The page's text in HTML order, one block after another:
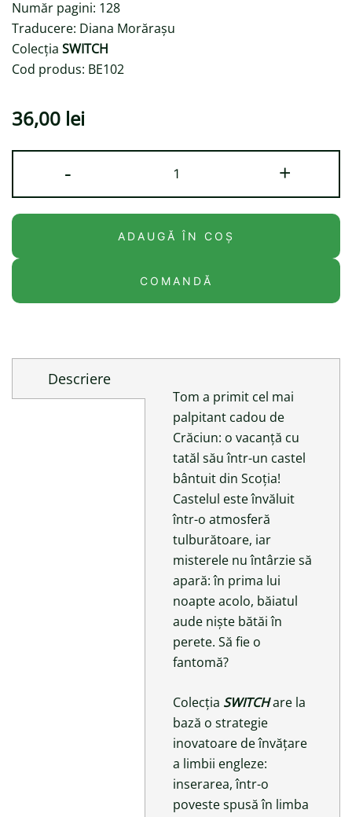
Număr pagini: 128
Traducere: Diana Morărașu
Colecția SWITCH
Cod produs: BE102
36,00 lei
-
Tom
și
castelului
+
ADAUGĂ ÎN COȘ
COMANDĂ
Descriere
Tom a primit cel mai
palpitant cadou de
Crăciun: o vacanță cu
tatăl său într-un castel
bântuit din Scoția!
Castelul este învăluit
într-o atmosferă
tulburătoare, iar
misterele nu întârzie să
apară: în prima lui
noapte acolo, băiatul
aude niște bătăi în
perete. Să fie o
fantomă?
Colecția SWITCHare la
bază o strategie
inovatoare de învățare
a limbii engleze:
inserarea, într-o
poveste spusă în limba